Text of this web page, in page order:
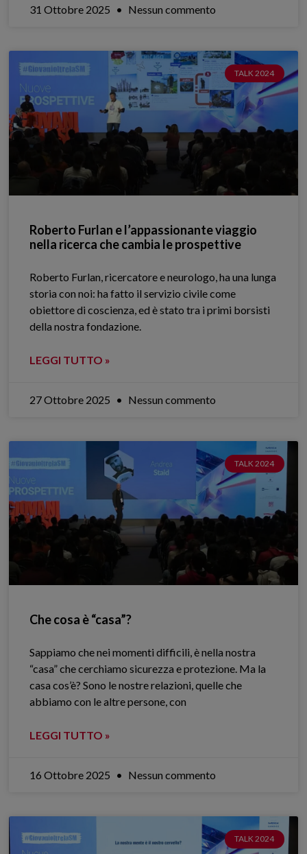
31 Ottobre 2025 Nessun commento
TALK 2024
Roberto Furlan e l’appassionante viaggio
nella ricerca che cambia le prospettive
Roberto Furlan, ricercatore e neurologo, ha una lunga
storia con noi: ha fatto il servizio civile come
obiettore di coscienza, ed è stato tra i primi borsisti
della nostra fondazione.
LEGGI TUTTO »
27 Ottobre 2025 Nessun commento
TALK 2024
Che cosa è “casa”?
Sappiamo che nei momenti difficili, è nella nostra
“casa” che cerchiamo sicurezza e protezione. Ma la
casa cos’è? Sono le nostre relazioni, quelle che
abbiamo con le altre persone, con
LEGGI TUTTO »
16 Ottobre 2025 Nessun commento
TALK 2024